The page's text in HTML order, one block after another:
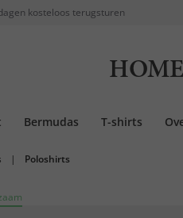
kosteloos terugsturen
Bermudas T-shirts
| Poloshirts